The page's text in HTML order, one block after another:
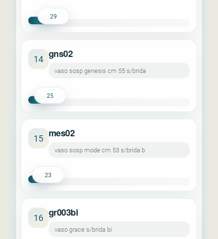
29
14 gns02
vaso sosp genesis cm 55 s/brida
25
15 mes02
vaso sosp mode cm 53 s/brida b
23
16 gr003bi
vaso grace s/brida bi